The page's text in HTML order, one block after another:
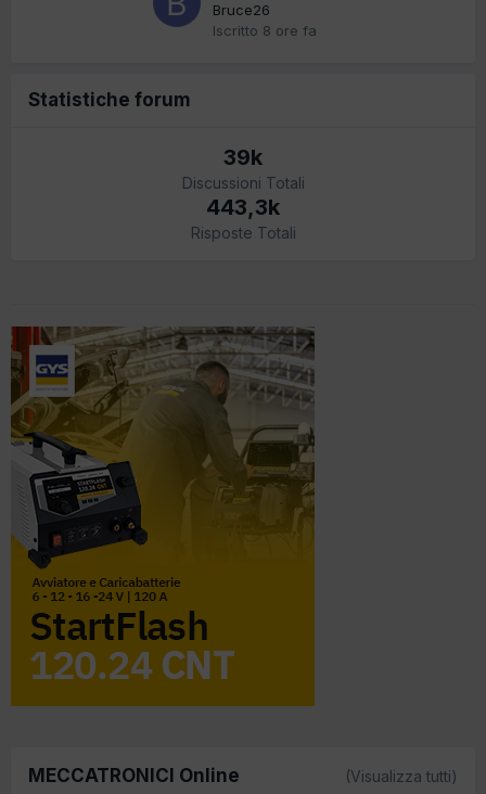
Bruce26
Iscritto 8 ore fa
Statistiche forum
39k
Discussioni Totali
443,3k
Risposte Totali
MECCATRONICI Online (Visualizza tutti)